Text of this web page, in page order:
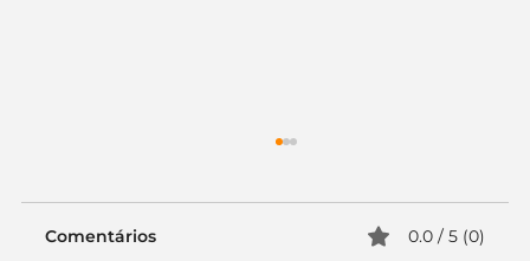
Comentários 0.0 / 5 (0)